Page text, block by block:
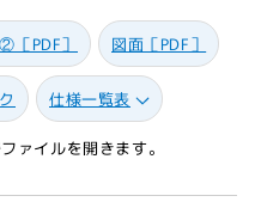
［PDF］ 図面［PDF］
仕様一覧表
ァイルを開きます。